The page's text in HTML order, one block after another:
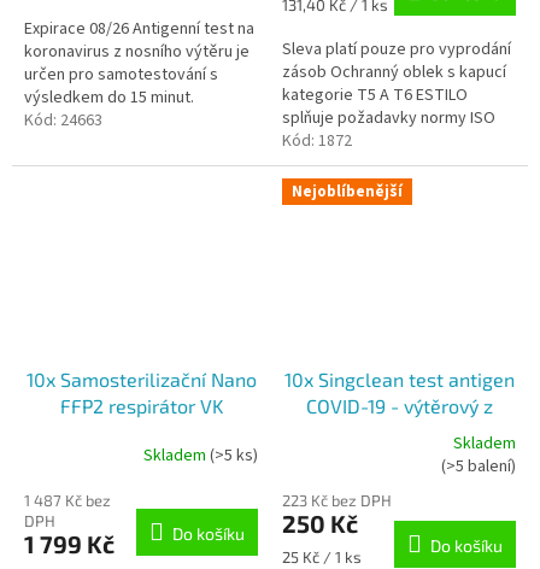
5
hvězdiček.
Expirace 08/26 Antigenní test na
koronavirus z nosního výtěru je
určen pro samotestování s
výsledkem do 15 minut.
Nejpřesnější a nejkvalitnější test
Kód: 24663
Měrná
131,40 Kč / 1 ks
Sleva platí pouze pro vyprodání
zásob Ochranný oblek s kapucí
kategorie T5 A T6 ESTILO
splňuje požadavky normy ISO
13485: 2016 vztahující se k
způsobilosti poskytovat...
Kód: 1872
10x Samosterilizační Nano
FFP2 respirátor VK
produktu
je
5,0
Skladem(>5 ks)
1 487 Kč bez
DPH
1 799 Kč Do košíku
Nejoblíbenější
10x Singclean test antigen
COVID-19 - výtěrový z
přední části nosu
produktu
je
5,0
Skladem
(>5 balení)
223 Kč bez DPH
250 Kč
Měrná
25 Kč / 1 ks
Do košíku